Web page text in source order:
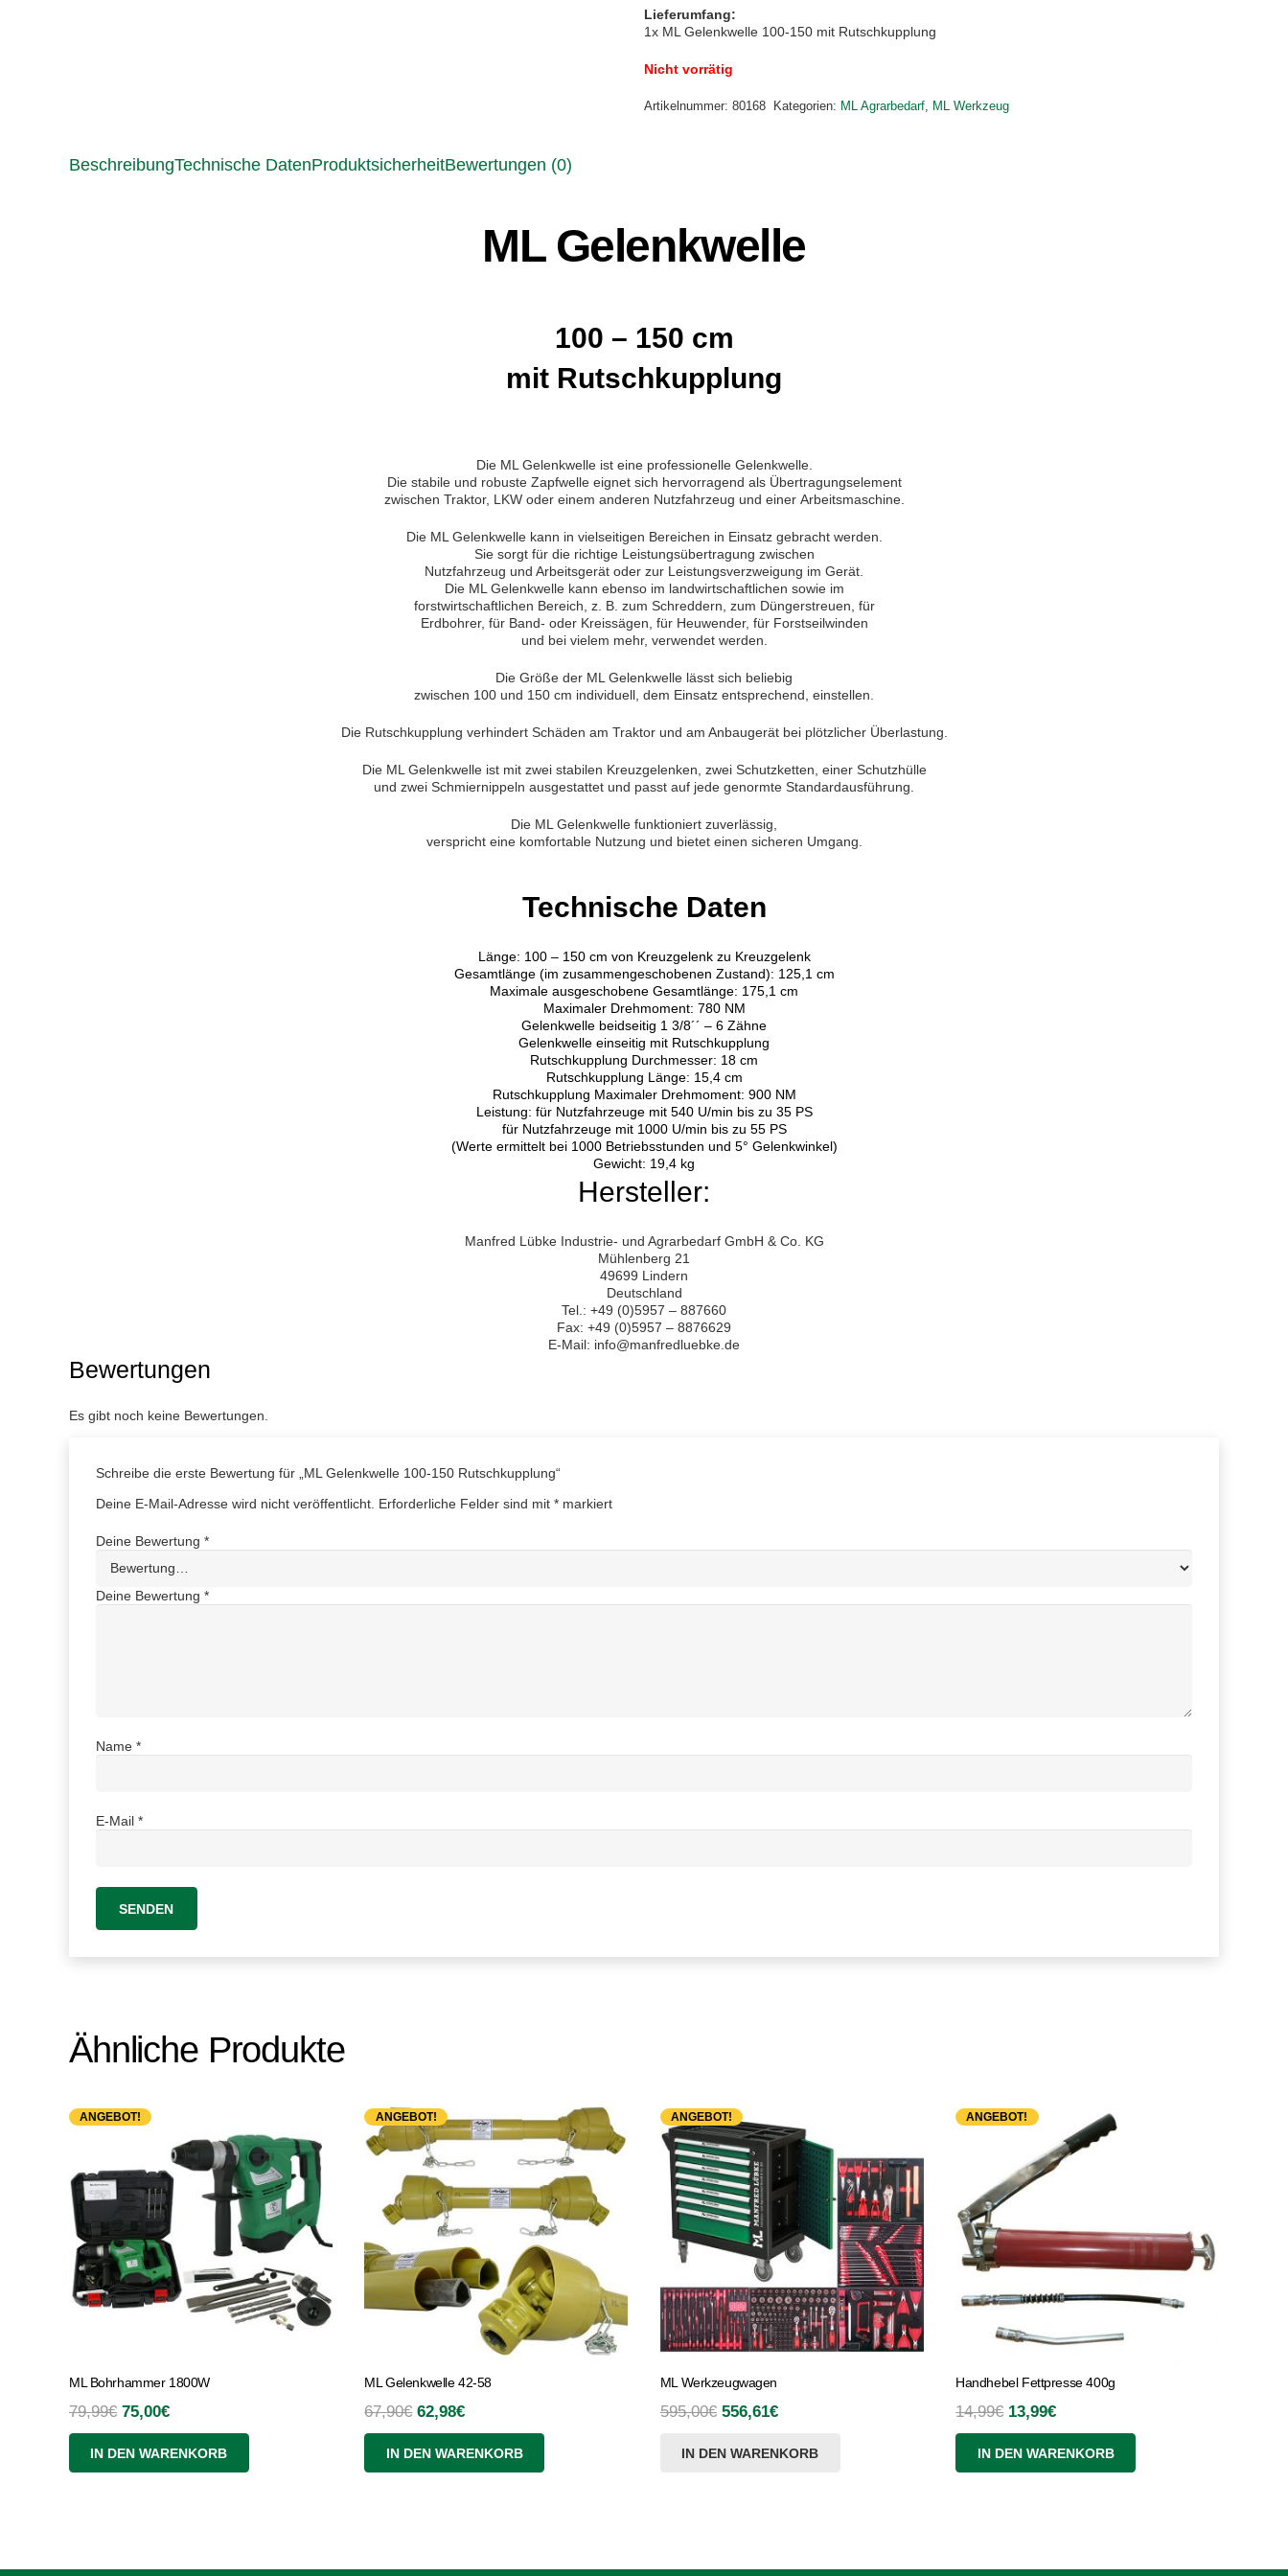
Lieferumfang:
1x ML Gelenkwelle 100-150 mit Rutschkupplung
Nicht vorrätig
Artikelnummer: 80168 Kategorien: ML Agrarbedarf, ML Werkzeug
BeschreibungTechnische DatenProduktsicherheitBewertungen (0)
ML Gelenkwelle
100 – 150 cm
mit Rutschkupplung
Die ML Gelenkwelle ist eine professionelle Gelenkwelle.
Die stabile und robuste Zapfwelle eignet sich hervorragend als Übertragungselement
zwischen Traktor, LKW oder einem anderen Nutzfahrzeug und einer Arbeitsmaschine.
Die ML Gelenkwelle kann in vielseitigen Bereichen in Einsatz gebracht werden.
Sie sorgt für die richtige Leistungsübertragung zwischen
Nutzfahrzeug und Arbeitsgerät oder zur Leistungsverzweigung im Gerät.
Die ML Gelenkwelle kann ebenso im landwirtschaftlichen sowie im
forstwirtschaftlichen Bereich, z. B. zum Schreddern, zum Düngerstreuen, für
Erdbohrer, für Band- oder Kreissägen, für Heuwender, für Forstseilwinden
und bei vielem mehr, verwendet werden.
Die Größe der ML Gelenkwelle lässt sich beliebig
zwischen 100 und 150 cm individuell, dem Einsatz entsprechend, einstellen.
Die Rutschkupplung verhindert Schäden am Traktor und am Anbaugerät bei plötzlicher Überlastung.
Die ML Gelenkwelle ist mit zwei stabilen Kreuzgelenken, zwei Schutzketten, einer Schutzhülle
und zwei Schmiernippeln ausgestattet und passt auf jede genormte Standardausführung.
Die ML Gelenkwelle funktioniert zuverlässig,
verspricht eine komfortable Nutzung und bietet einen sicheren Umgang.
Technische Daten
Länge: 100 – 150 cm von Kreuzgelenk zu Kreuzgelenk
Gesamtlänge (im zusammengeschobenen Zustand): 125,1 cm
Maximale ausgeschobene Gesamtlänge: 175,1 cm
Maximaler Drehmoment: 780 NM
Gelenkwelle beidseitig 1 3/8´´ – 6 Zähne
Gelenkwelle einseitig mit Rutschkupplung
Rutschkupplung Durchmesser: 18 cm
Rutschkupplung Länge: 15,4 cm
Rutschkupplung Maximaler Drehmoment: 900 NM
Leistung: für Nutzfahrzeuge mit 540 U/min bis zu 35 PS
für Nutzfahrzeuge mit 1000 U/min bis zu 55 PS
(Werte ermittelt bei 1000 Betriebsstunden und 5° Gelenkwinkel)
Gewicht: 19,4 kg
Hersteller:
Manfred Lübke Industrie- und Agrarbedarf GmbH & Co. KG
Mühlenberg 21
49699 Lindern
Deutschland
Tel.: +49 (0)5957 – 887660
Fax: +49 (0)5957 – 8876629
E-Mail: info@manfredluebke.de
Bewertungen
Es gibt noch keine Bewertungen.
Schreibe die erste Bewertung für „ML Gelenkwelle 100-150 Rutschkupplung“
Deine E-Mail-Adresse wird nicht veröffentlicht. Erforderliche Felder sind mit * markiert
Deine Bewertung *
Deine Bewertung *
Name *
E-Mail *
Ähnliche Produkte
ANGEBOT!
ML Bohrhammer 1800W
79,99€ Ursprünglicher
Preis
war:
79,99€
75,00€Aktueller
Preis
ist:
75,00€.
IN DEN WARENKORB
ANGEBOT!
ML Gelenkwelle 42-58
67,90€ Ursprünglicher
Preis
war:
67,90€
62,98€Aktueller
Preis
ist:
62,98€.
IN DEN WARENKORB
ANGEBOT!
ML Werkzeugwagen
595,00€ Ursprünglicher
war:
556,61€Aktueller
ist:
IN DEN WARENKORB
ANGEBOT!
Handhebel Fettpresse 400g
14,99€ Ursprünglicher
Preis
war:
14,99€
13,99€Aktueller
Preis
ist:
13,99€.
IN DEN WARENKORB